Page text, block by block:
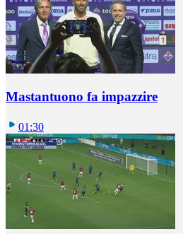
Mastantuono fa impazzire
01:30